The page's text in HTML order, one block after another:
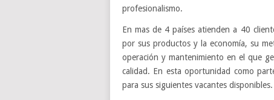
profesionalismo.
En mas de 4 países atienden a 40
por sus productos y la economía, su
operación y mantenimiento en el que
calidad. En esta oportunidad como
para sus siguientes vacantes disponibles.